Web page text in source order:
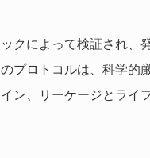
クによって検証され、
プロトコルは、科学的
ン、リーケージとライ